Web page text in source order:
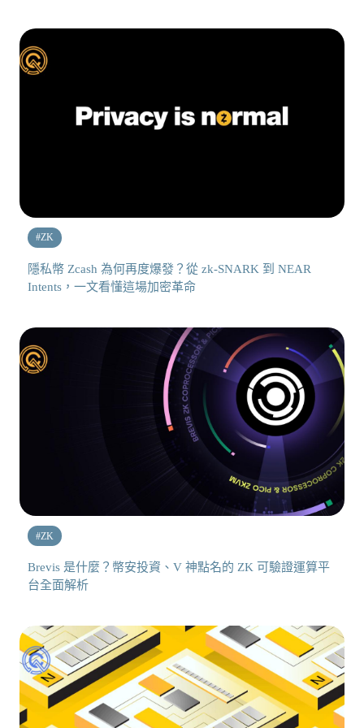
#ZK
隱私幣 Zcash 為何再度爆發？從 zk-SNARK 到 NEAR
Intents，一文看懂這場加密革命
#ZK
Brevis 是什麼？幣安投資、V 神點名的 ZK 可驗證運算平
台全面解析